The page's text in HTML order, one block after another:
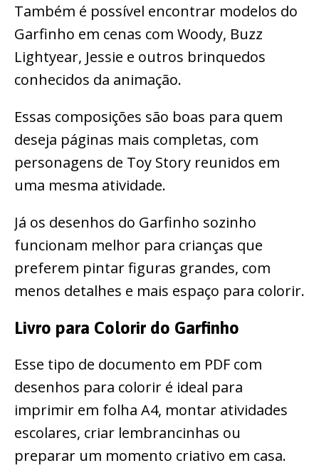
Também é possível encontrar modelos do
Garfinho em cenas com Woody, Buzz
Lightyear, Jessie e outros brinquedos
conhecidos da animação.
Essas composições são boas para quem
deseja páginas mais completas, com
personagens de Toy Story reunidos em
uma mesma atividade.
Já os desenhos do Garfinho sozinho
funcionam melhor para crianças que
preferem pintar figuras grandes, com
menos detalhes e mais espaço para colorir.
Livro para Colorir do Garfinho
Esse tipo de documento em PDF com
desenhos para colorir é ideal para
imprimir em folha A4, montar atividades
escolares, criar lembrancinhas ou
preparar um momento criativo em casa.